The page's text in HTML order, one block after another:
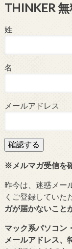
THINKER
姓
名
メールアドレス
※メルマガ受信を
昨今は、迷惑メー
くご登録していた
ガが届かないこと
マック系パソコン
メールアドレス、